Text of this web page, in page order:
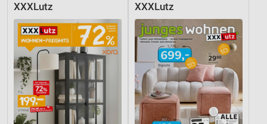
XXXLutz XXXLutz
Funktional
Werbung